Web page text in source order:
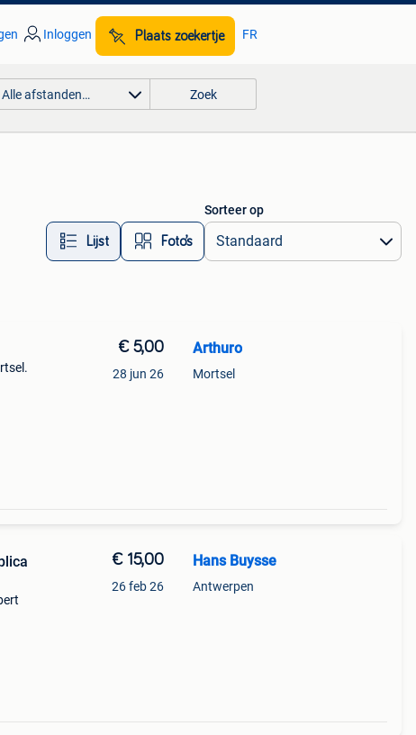
Inloggen Plaats zoekertje FR
Alle afstanden… Zoek
Lijst Foto’s
Sorteer op
€ 5,00
28 jun 26
Arthuro
Mortsel
€ 15,00
26 feb 26
Hans Buysse
Antwerpen